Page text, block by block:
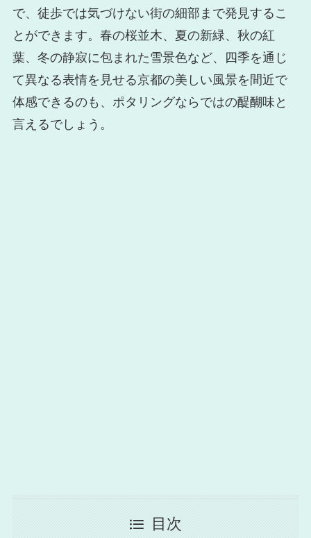
で、徒歩では気づけない街の細部まで発見するこ
とができます。春の桜並木、夏の新緑、秋の紅
葉、冬の静寂に包まれた雪景色など、四季を通じ
て異なる表情を見せる京都の美しい風景を間近で
体感できるのも、ポタリングならではの醍醐味と
言えるでしょう。
目次